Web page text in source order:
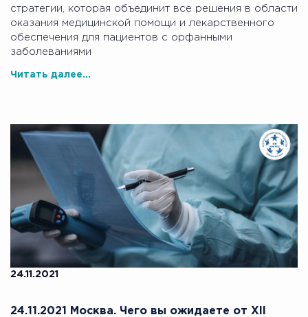
стратегии, которая объединит все решения в области
оказания медицинской помощи и лекарственного
обеспечения для пациентов с орфанными
заболеваниями
Читать далее...
24.11.2021
24.11.2021 Москва. Чего вы ожидаете от XII